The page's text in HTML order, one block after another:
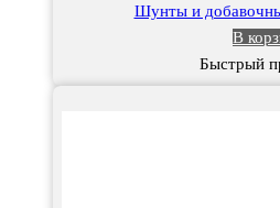
Шунты и
В
Быстрый